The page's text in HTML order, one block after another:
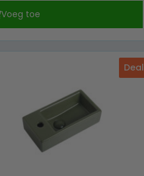
was:
€ 189,00.€ 95,00.
Voeg toe
Deal